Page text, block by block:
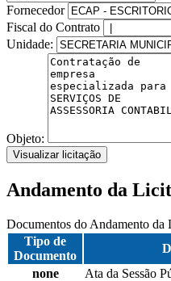
Fornecedor
Fiscal do Contrato
Unidade:
Objeto:
Visualizar licitação
Andamento da
Documentos do Andamento da
Tipo de
Documento
none
Ata da Sessão